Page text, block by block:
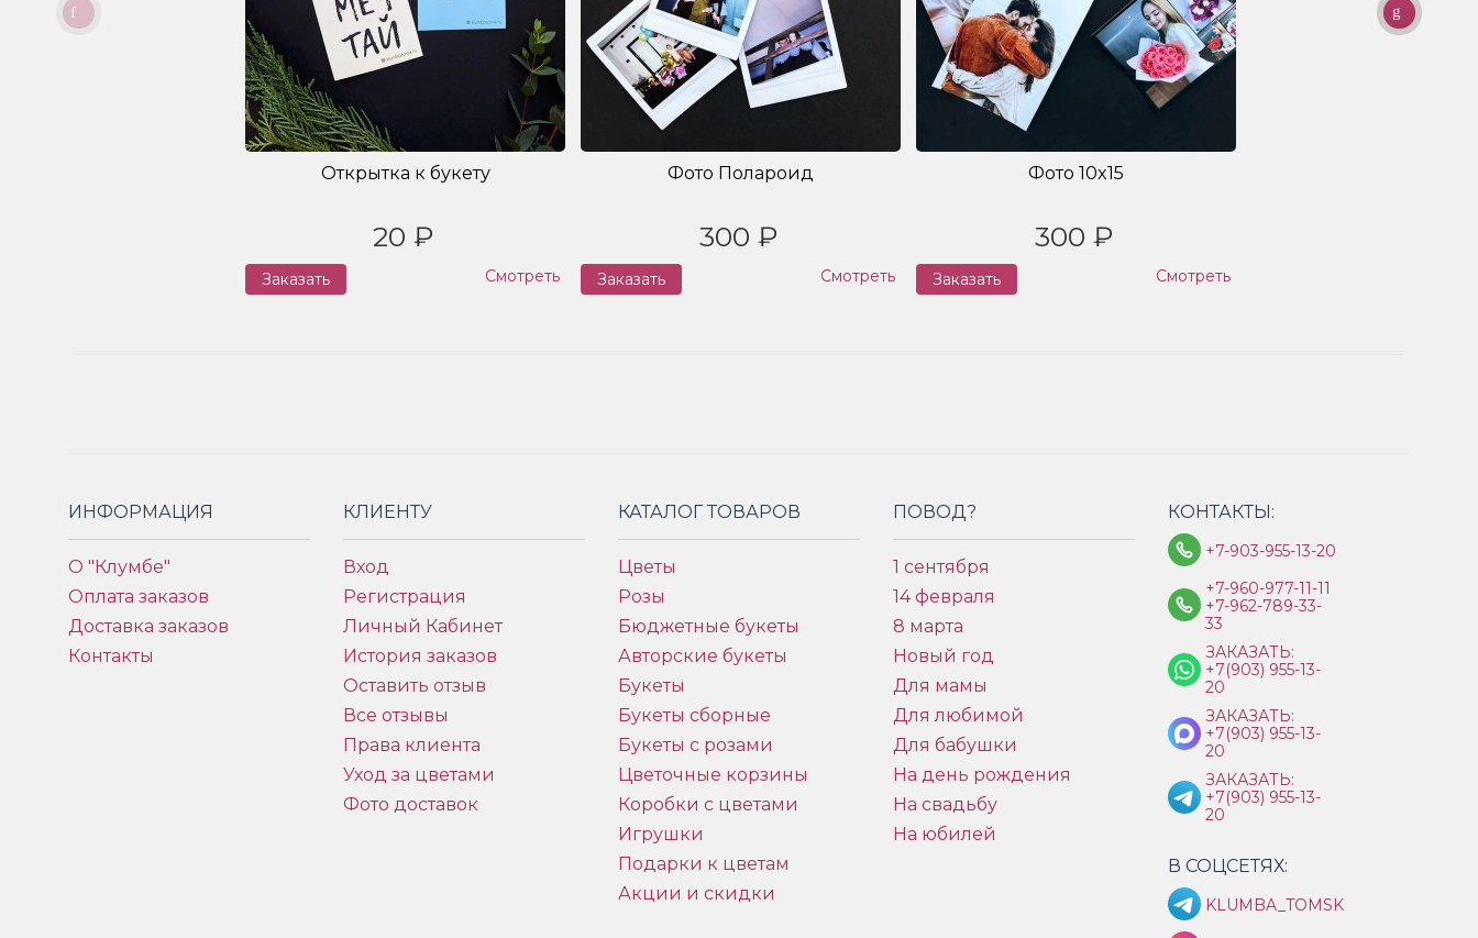
Открытка к букету
20 ₽
Заказать Смотреть
Фото Полароид
300 ₽
Заказать Смотреть
Фото 10x15
300 ₽
Заказать Смотреть
ИНФОРМАЦИЯ
О "Клумбе"
Оплата заказов
Доставка заказов
Контакты
КЛИЕНТУ
Вход
Регистрация
Личный Кабинет
История заказов
Оставить отзыв
Все отзывы
Права клиента
Уход за цветами
Фото доставок
КАТАЛОГ ТОВАРОВ
Цветы
Розы
Бюджетные букеты
Авторские букеты
Букеты
Букеты сборные
Букеты с розами
Цветочные корзины
Коробки с цветами
Игрушки
Подарки к цветам
Акции и скидки
ПОВОД?
1 сентября
14 февраля
8 марта
Новый год
Для мамы
Для любимой
Для бабушки
На день рождения
На свадьбу
На юбилей
КОНТАКТЫ:
+7-903-955-13-20
+7-960-977-11-11
+7-962-789-33-
33
ЗАКАЗАТЬ:
+7(903) 955-13-
20
ЗАКАЗАТЬ:
+7(903) 955-13-
20
ЗАКАЗАТЬ:
+7(903) 955-13-
20
В СОЦСЕТЯХ:
KLUMBA_TOMSK